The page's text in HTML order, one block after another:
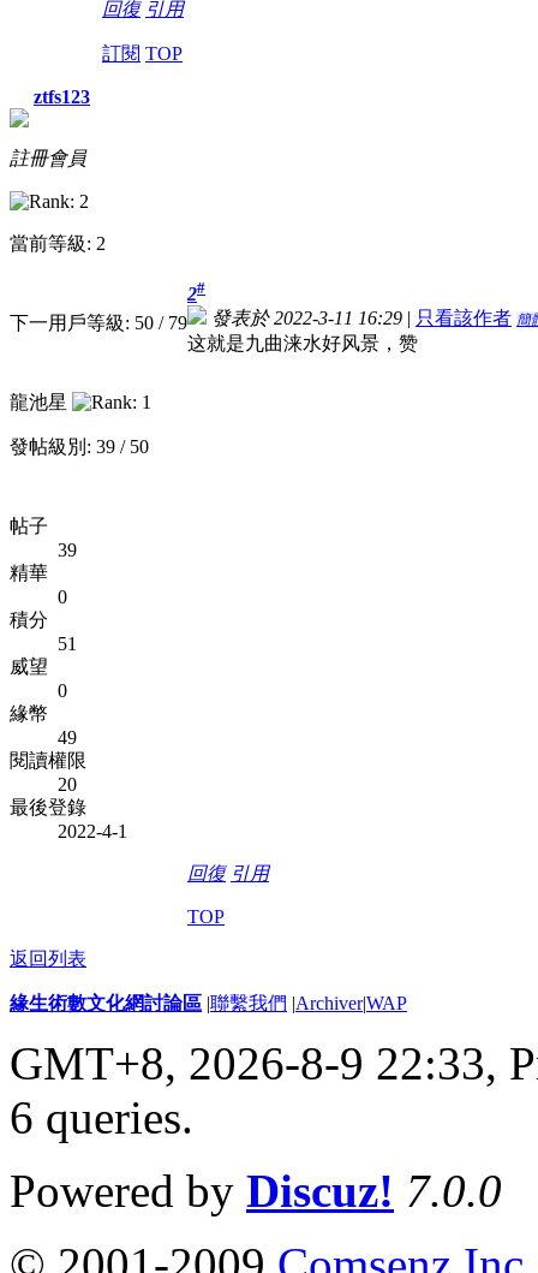
回復 引用
訂閱 TOP
ztfs123
註冊會員
當前等級: 2
下一用戶等級: 50 / 79
龍池星
發帖級別: 39 / 50
帖子
39
精華
0
積分
51
威望
0
緣幣
49
閱讀權限
20
最後登錄
2022-4-1
2#
發表於 2022-3-11 16:29 | 只看該作者 簡
这就是九曲涞水好风景，赞
回復 引用
TOP
返回列表
緣生術數文化網討論區 |聯繫我們 |Archiver|WAP
GMT+8, 2026-8-9 22:33,
6 queries.
Powered by Discuz! 7.0.0